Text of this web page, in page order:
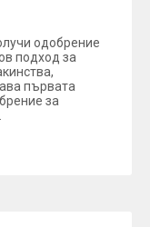
одобрение
подход за
първата
за